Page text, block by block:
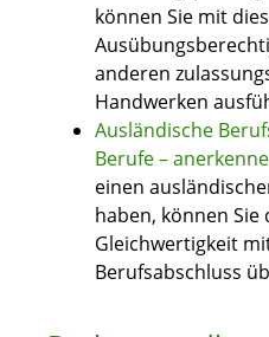
können Sie mit
anderen
Handwerken
Ausländische
Berufe –
einen
haben, können Sie
Gleichwertigkeit
Berufsabschluss